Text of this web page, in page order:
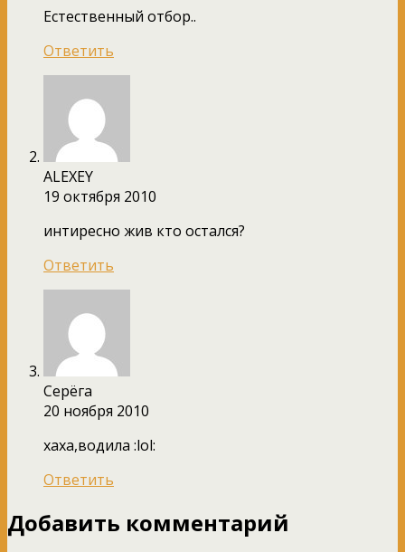
Естественный отбор..
Ответить
ALEXEY
19 октября 2010
интиресно жив кто остался?
Ответить
Серёга
20 ноября 2010
хаха,водила :lol:
Ответить
Добавить комментарий